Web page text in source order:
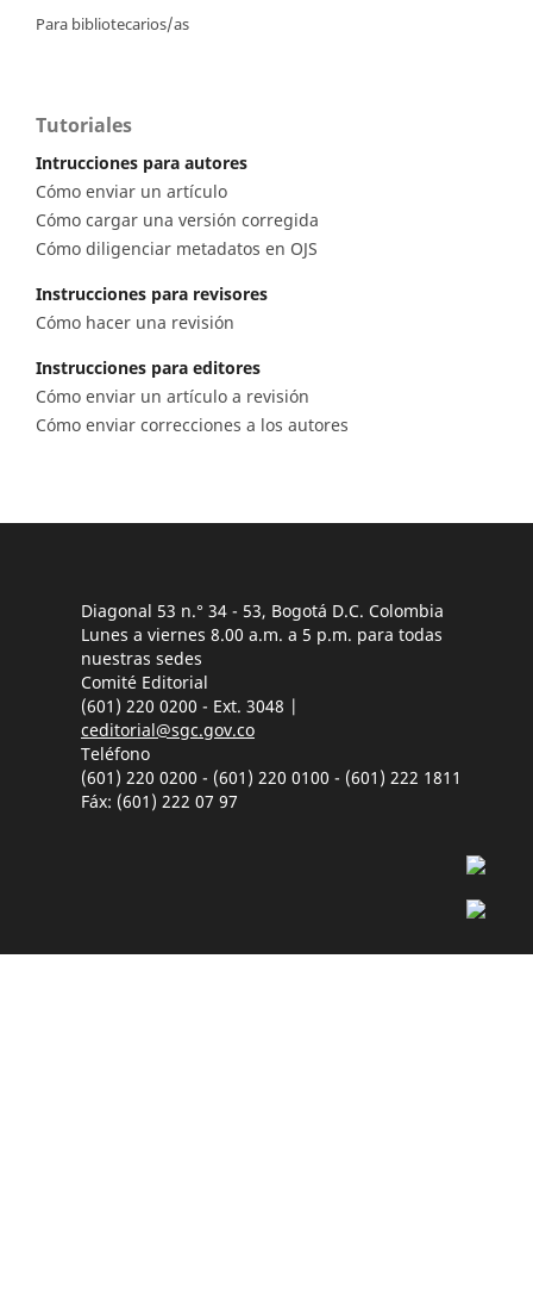
Para bibliotecarios/as
Tutoriales
Intrucciones para autores
Cómo enviar un artículo
Cómo cargar una versión corregida
Cómo diligenciar metadatos en OJS
Instrucciones para revisores
Cómo hacer una revisión
Instrucciones para editores
Cómo enviar un artículo a revisión
Cómo enviar correcciones a los autores
Diagonal 53 n.° 34 - 53, Bogotá D.C. Colombia
Lunes a viernes 8.00 a.m. a 5 p.m. para todas
nuestras sedes
Comité Editorial
(601) 220 0200 - Ext. 3048 |
ceditorial@sgc.gov.co
Teléfono
(601) 220 0200 - (601) 220 0100 - (601) 222 1811
Fáx: (601) 222 07 97